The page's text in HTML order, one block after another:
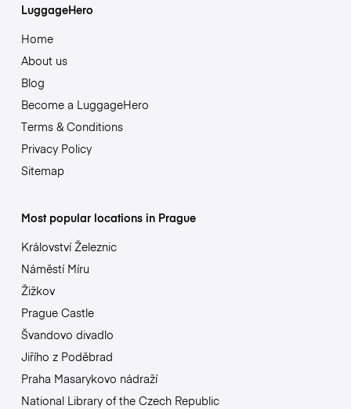
LuggageHero
Home
About us
Blog
Become a LuggageHero
Terms & Conditions
Privacy Policy
Sitemap
Most popular locations in Prague
Království Železnic
Náměstí Míru
Žižkov
Prague Castle
Švandovo divadlo
Jiřího z Poděbrad
Praha Masarykovo nádraží
National Library of the Czech Republic